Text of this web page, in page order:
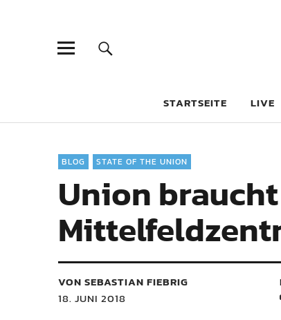
STARTSEITE LIVE
BLOG STATE OF THE UNION
Union
VON SEBASTIAN FIEBRIG
18. JUNI 2018